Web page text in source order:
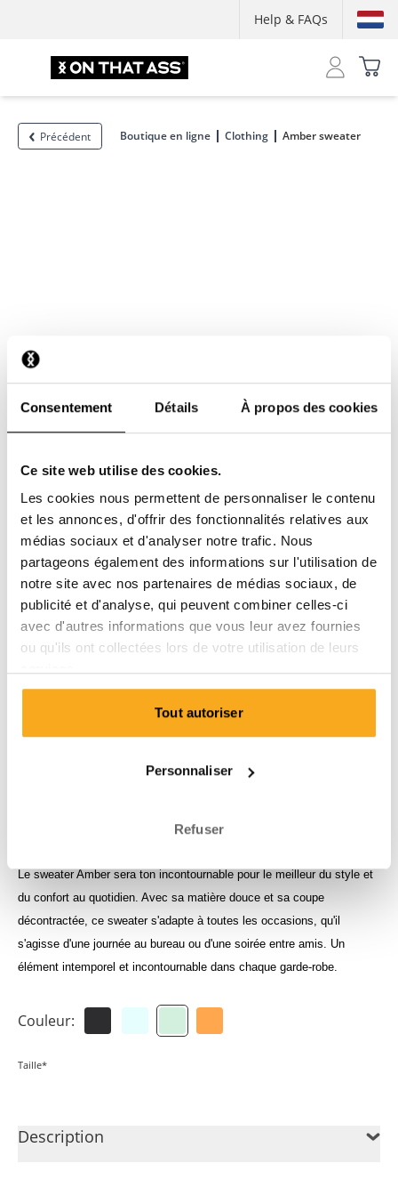
Consentement Détails À propos des cookies
Ce site web utilise des cookies.
Les cookies nous permettent de personnaliser le contenu
et les annonces, d'offrir des fonctionnalités relatives aux
médias sociaux et d'analyser notre trafic. Nous
partageons également des informations sur l'utilisation de
notre site avec nos partenaires de médias sociaux, de
publicité et d'analyse, qui peuvent combiner celles-ci
avec d'autres informations que vous leur avez fournies
ou qu'ils ont collectées lors de votre utilisation de leurs
Tout autoriser
Personnaliser
Refuser
Help & FAQs
Précédent Boutique en ligne Clothing Amber sweater
Le sweater Amber sera ton incontournable pour le meilleur du style et
du confort au quotidien. Avec sa matière douce et sa coupe
décontractée, ce sweater s'adapte à toutes les occasions, qu'il
s'agisse d'une journée au bureau ou d'une soirée entre amis. Un
élément intemporel et incontournable dans chaque garde-robe.
Couleur:
Taille*
Description